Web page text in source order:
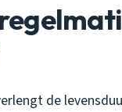
de